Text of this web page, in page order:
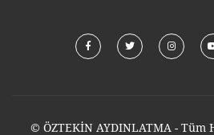
© ÖZTEKİN AYDINLATMA - Tüm